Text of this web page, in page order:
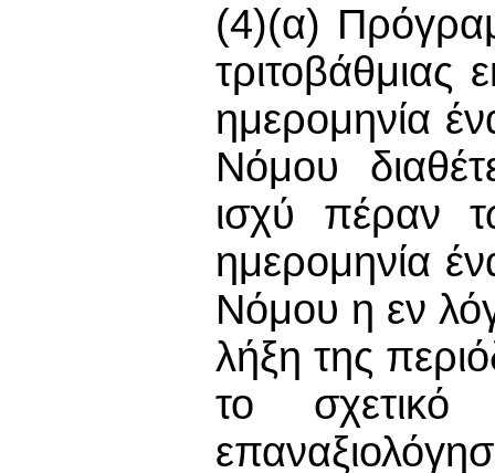
(4)(α)
τριτοβάθμιας
ημερομηνία
Νόμου
ισχύ πέραν
ημερομηνία
Νόμου η εν
λήξη της
το